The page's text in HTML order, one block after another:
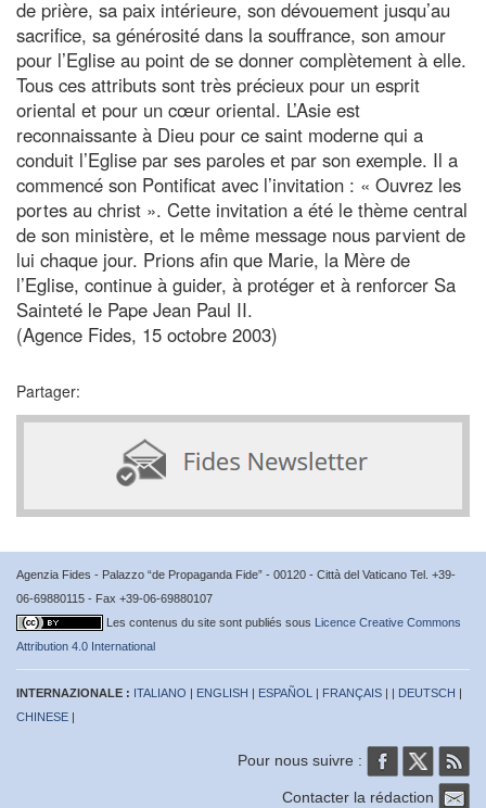
de prière, sa paix intérieure, son dévouement jusqu’au
sacrifice, sa générosité dans la souffrance, son amour
pour l’Eglise au point de se donner complètement à elle.
Tous ces attributs sont très précieux pour un esprit
oriental et pour un cœur oriental. L’Asie est
reconnaissante à Dieu pour ce saint moderne qui a
conduit l’Eglise par ses paroles et par son exemple. Il a
commencé son Pontificat avec l’invitation : « Ouvrez les
portes au christ ». Cette invitation a été le thème central
de son ministère, et le même message nous parvient de
lui chaque jour. Prions afin que Marie, la Mère de
l’Eglise, continue à guider, à protéger et à renforcer Sa
Sainteté le Pape Jean Paul II.
(Agence Fides, 15 octobre 2003)
Partager:
Agenzia Fides - Palazzo “de Propaganda Fide” - 00120 - Città del Vaticano Tel. +39-
06-69880115 - Fax +39-06-69880107
Les contenus du site sont publiés sous Licence Creative Commons
Attribution 4.0 International
INTERNAZIONALE : ITALIANO | ENGLISH | ESPAÑOL | FRANÇAIS | | DEUTSCH |
CHINESE |
Pour nous suivre :
Contacter la rédaction